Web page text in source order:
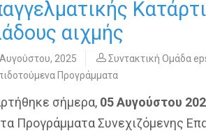
αιχμής
2025
Συντακτική Ομάδα
Προγράμματα
σήμερα, 05 Αυγούστου
τα Προγράμματα Συνεχιζόμενης